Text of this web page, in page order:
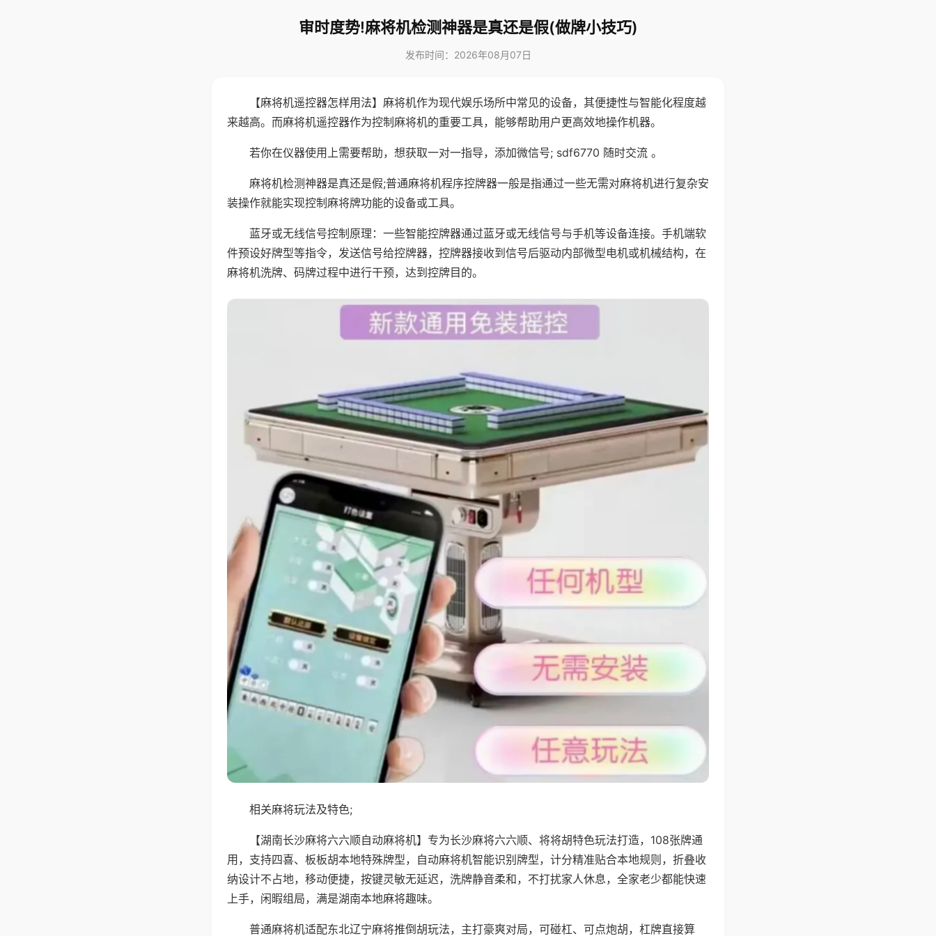
审时度势!麻将机检测神器是真还是假(做牌小技巧)
发布时间：2026年08月07日
【麻将机遥控器怎样用法】麻将机作为现代娱乐场所中常见的设备，其便捷性与智能化程度越
来越高。而麻将机遥控器作为控制麻将机的重要工具，能够帮助用户更高效地操作机器。
若你在仪器使用上需要帮助，想获取一对一指导，添加微信号; sdf6770 随时交流 。
麻将机检测神器是真还是假;普通麻将机程序控牌器一般是指通过一些无需对麻将机进行复杂安
装操作就能实现控制麻将牌功能的设备或工具。
蓝牙或无线信号控制原理：一些智能控牌器通过蓝牙或无线信号与手机等设备连接。手机端软
件预设好牌型等指令，发送信号给控牌器，控牌器接收到信号后驱动内部微型电机或机械结构，在
麻将机洗牌、码牌过程中进行干预，达到控牌目的。
相关麻将玩法及特色;
【湖南长沙麻将六六顺自动麻将机】专为长沙麻将六六顺、将将胡特色玩法打造，108张牌通
用，支持四喜、板板胡本地特殊牌型，自动麻将机智能识别牌型，计分精准贴合本地规则，折叠收
纳设计不占地，移动便捷，按键灵敏无延迟，洗牌静音柔和，不打扰家人休息，全家老少都能快速
上手，闲暇组局，满是湖南本地麻将趣味。
普通麻将机适配东北辽宁麻将推倒胡玩法，主打豪爽对局，可碰杠、可点炮胡，杠牌直接算